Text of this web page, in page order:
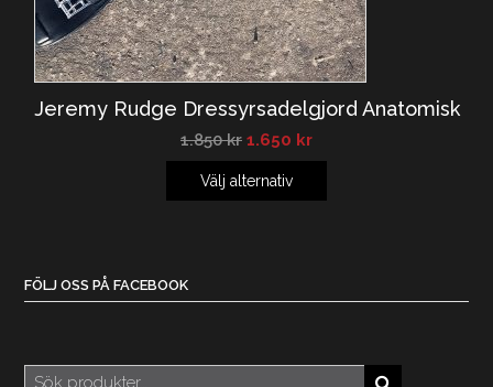
Jeremy Rudge Dressyrsadelgjord Anatomisk
1.850kr 1.650 kr
Välj alternativ
FÖLJ OSS PÅ FACEBOOK
Sök